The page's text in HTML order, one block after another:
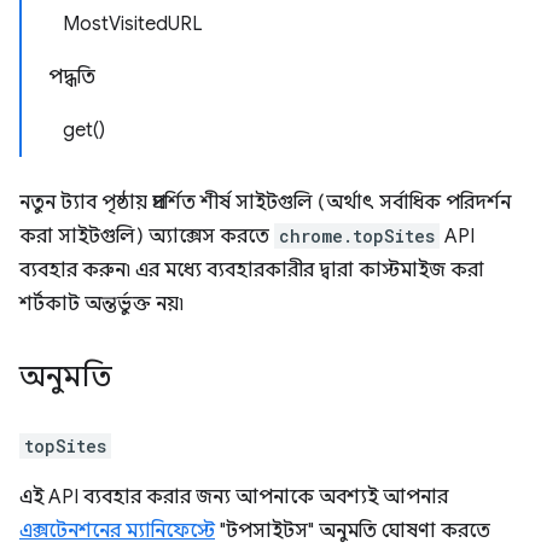
MostVisitedURL
পদ্ধতি
get()
নতুন ট্যাব পৃষ্ঠায় প্রদর্শিত শীর্ষ সাইটগুলি (অর্থাৎ সর্বাধিক পরিদর্শন
করা সাইটগুলি) অ্যাক্সেস করতে chrome.topSites API
ব্যবহার করুন৷ এর মধ্যে ব্যবহারকারীর দ্বারা কাস্টমাইজ করা
শর্টকাট অন্তর্ভুক্ত নয়৷
অনুমতি
topSites
এই API ব্যবহার করার জন্য আপনাকে অবশ্যই আপনার
এক্সটেনশনের ম্যানিফেস্টে"টপসাইটস" অনুমতি ঘোষণা করতে